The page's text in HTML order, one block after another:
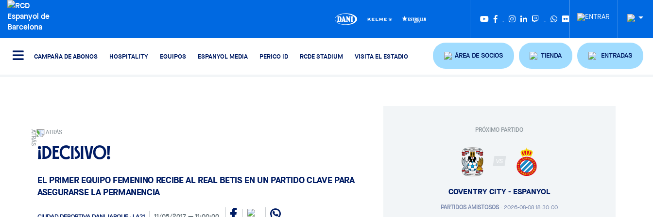
CAMPAÑA DE ABONOS HOSPITALITY EQUIPOS ESPANYOL MEDIA PERICO ID RCDE STADIUM VISITA EL ESTADIO ÁREA DE SOCIOS TIENDA ENTRADAS
ATRÁS
¡Decisivo!
EL PRIMER EQUIPO FEMENINO RECIBE AL REAL BETIS EN UN PARTIDO CLAVE PARA
ASEGURARSE LA PERMANENCIA
PRÓXIMO PARTIDO
VS
COVENTRY CITY - ESPANYOL
PARTIDOS AMISTOSOS· 2026-08-08 18:30:00